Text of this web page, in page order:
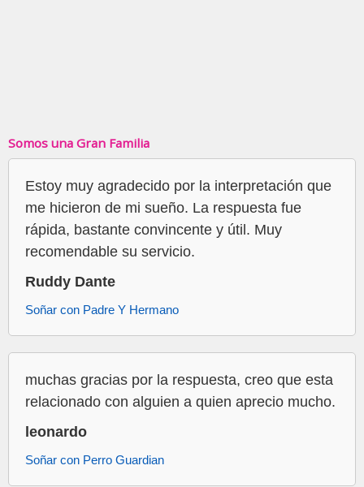
Somos una Gran Familia
Estoy muy agradecido por la interpretación que
me hicieron de mi sueño. La respuesta fue
rápida, bastante convincente y útil. Muy
recomendable su servicio.
Ruddy Dante
Soñar con Padre Y Hermano
muchas gracias por la respuesta, creo que esta
relacionado con alguien a quien aprecio mucho.
leonardo
Soñar con Perro Guardian